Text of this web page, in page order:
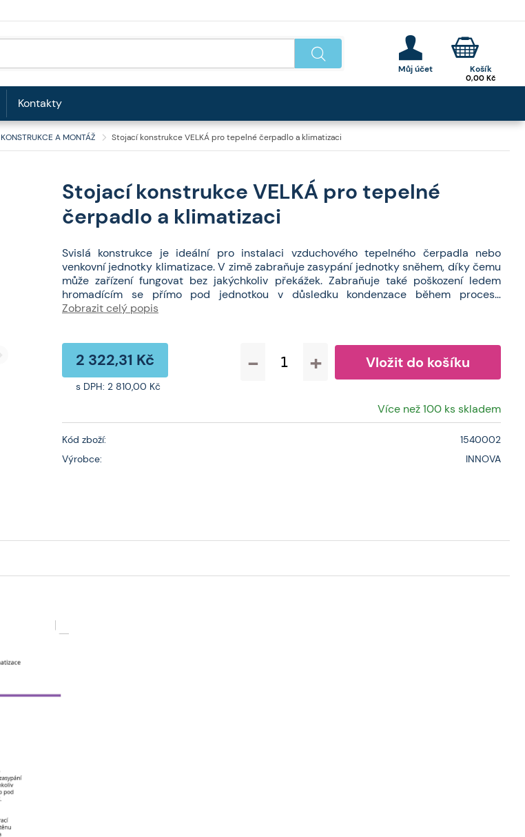
Stojací konstrukce VELKÁ pro tepelné
čerpadlo a klimatizaci
Svislá konstrukce je ideální pro instalaci vzduchového tepelného čerpadla nebo
venkovní jednotky klimatizace. V zimě zabraňuje zasypání jednotky sněhem, díky čemu
může zařízení fungovat bez jakýchkoliv překážek. Zabraňuje také poškození ledem
hromadícím se přímo pod jednotkou v důsledku kondenzace během procesu
odmrazování. Použitím stojící konstrukce se navíc eliminuje riziko přenosu vibrací
1000 x 550 x 410 mm Max. zatížení 200kg
Zobrazit celý popis
2 322,31 Kč
s DPH: 2 810,00 Kč
- +
Více než 100 ks skladem
Kód zboží:
1540002
Výrobce:
INNOVA
0,00 Kč
KONSTRUKCE A MONTÁŽ Stojací konstrukce VELKÁ pro tepelné čerpadlo a klimatizaci
Kontakty